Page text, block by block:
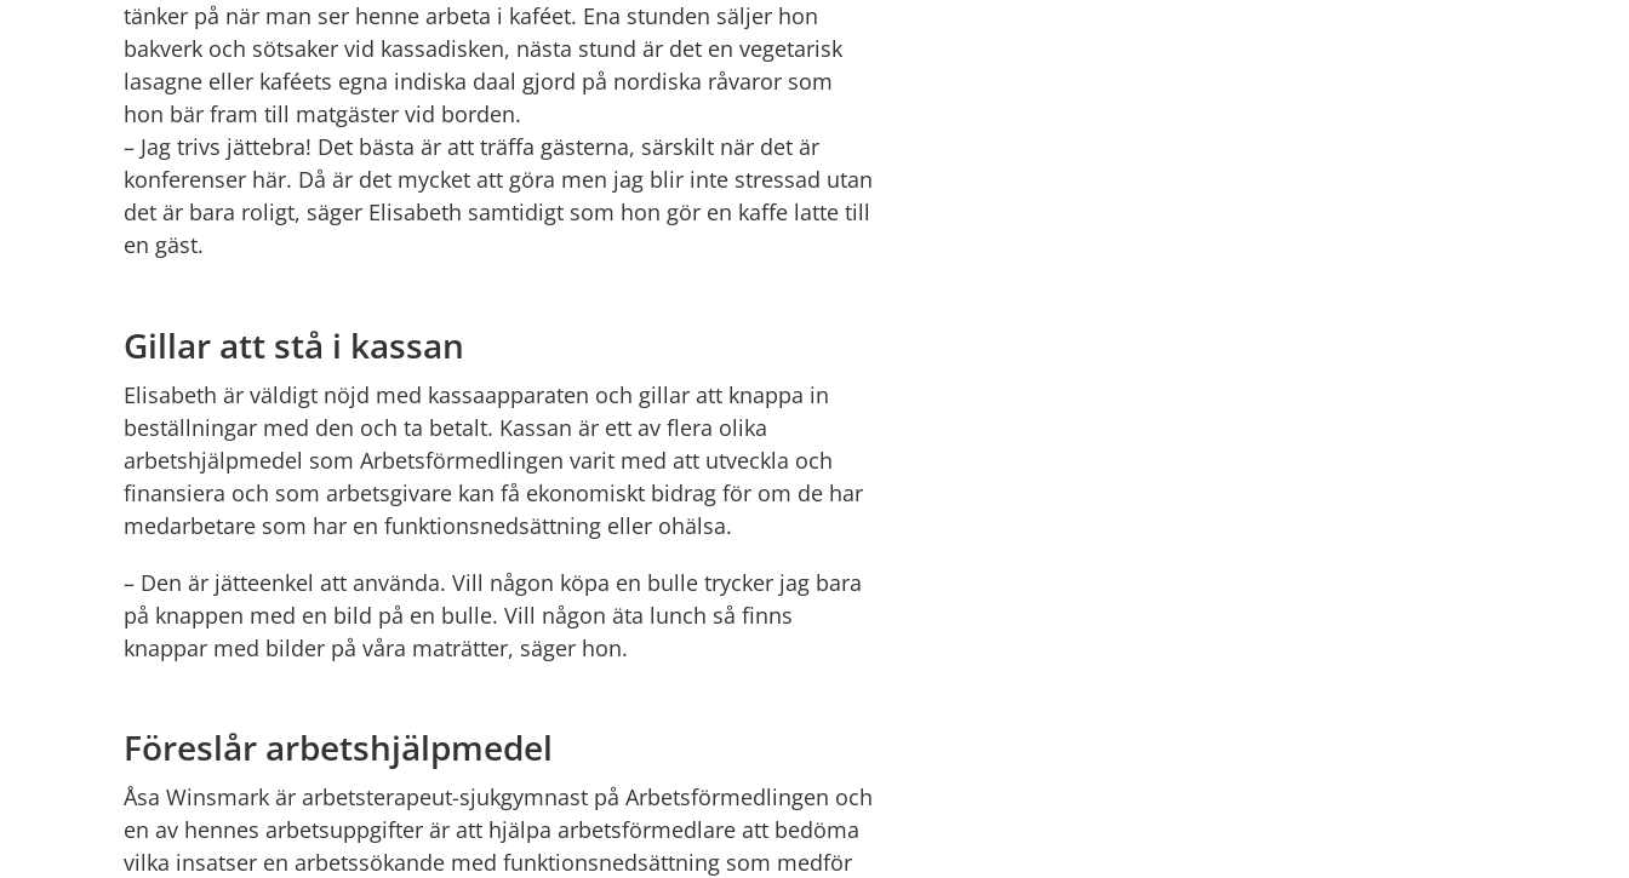
tänker på när man ser henne arbeta i kaféet. Ena stunden säljer hon
bakverk och sötsaker vid kassadisken, nästa stund är det en vegetarisk
lasagne eller kaféets egna indiska daal gjord på nordiska råvaror som
hon bär fram till matgäster vid borden.
– Jag trivs jättebra! Det bästa är att träffa gästerna, särskilt när det är
konferenser här. Då är det mycket att göra men jag blir inte stressad utan
det är bara roligt, säger Elisabeth samtidigt som hon gör en kaffe latte till
en gäst.
Gillar att stå i kassan
Elisabeth är väldigt nöjd med kassaapparaten och gillar att knappa in
beställningar med den och ta betalt. Kassan är ett av flera olika
arbetshjälpmedel som Arbetsförmedlingen varit med att utveckla och
finansiera och som arbetsgivare kan få ekonomiskt bidrag för om de har
medarbetare som har en funktionsnedsättning eller ohälsa.
– Den är jätteenkel att använda. Vill någon köpa en bulle trycker jag bara
på knappen med en bild på en bulle. Vill någon äta lunch så finns
knappar med bilder på våra maträtter, säger hon.
Föreslår arbetshjälpmedel
Åsa Winsmark är arbetsterapeut-sjukgymnast på Arbetsförmedlingen och
en av hennes arbetsuppgifter är att hjälpa arbetsförmedlare att bedöma
vilka insatser en arbetssökande med funktionsnedsättning som medför